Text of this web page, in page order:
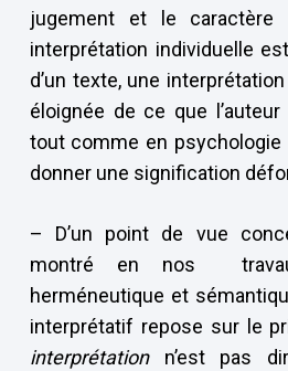
jugement et le
interprétation individuelle
d’un texte, une
éloignée de ce que
tout comme en
donner une signification
– D’un point de vue
montré en nos
herméneutique et
interprétatif repose sur le
interprétationn’est pas